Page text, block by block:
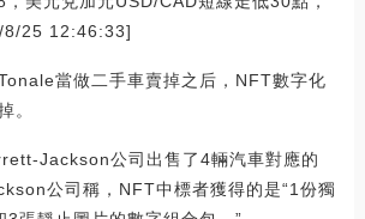
25 12:46:33]
當做二手車賣掉之后，NFT數字化
。
Jackson公司出售了4輛汽車對應的
公司稱，NFT中標者獲得的是“1份獨